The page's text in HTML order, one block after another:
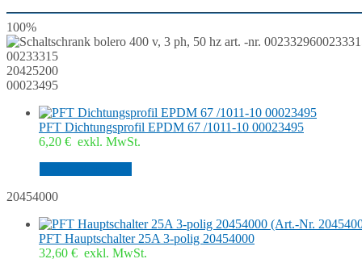
100%
00233315
20425200
00023495
PFT Dichtungsprofil EPDM 67 /1011-10 00023495
6,20 € exkl. MwSt.
20454000
PFT Hauptschalter 25A 3-polig 20454000
32,60 € exkl. MwSt.